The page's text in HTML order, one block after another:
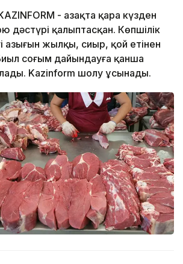
- Қазақта қара күзден
дәстүрі қалыптасқан. Көпшілік
азығын жылқы, сиыр, қой етінен
соғым дайындауға қанша
Kazinform шолу ұсынады.